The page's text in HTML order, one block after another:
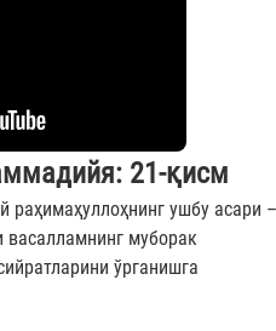
21-қисм
ушбу асари –
васалламнинг муборак
ўрганишга